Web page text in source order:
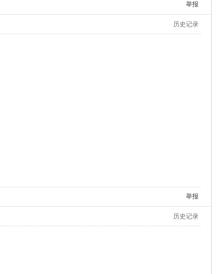
举报
历史记录
举报
历史记录